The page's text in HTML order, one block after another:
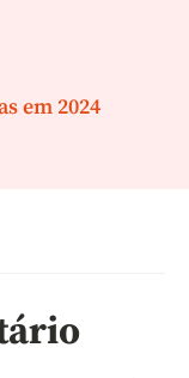
em 2024